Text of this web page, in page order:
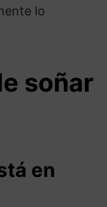
lo
soñar
en